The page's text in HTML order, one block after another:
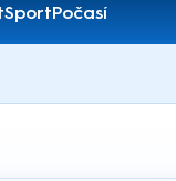
SportPočasí